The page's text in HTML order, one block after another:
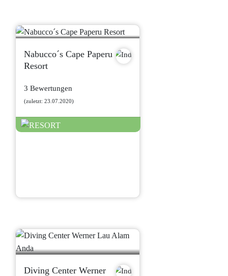
Nabucco´s Cape Paperu
Resort
3 Bewertungen
(zuletzt: 23.07.2020)
Diving Center Werner